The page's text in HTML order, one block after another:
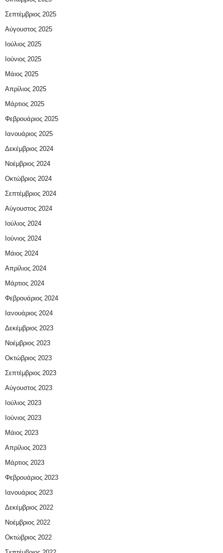
Σεπτέμβριος 2025
Αύγουστος 2025
Ιούλιος 2025
Ιούνιος 2025
Μάιος 2025
Απρίλιος 2025
Μάρτιος 2025
Φεβρουάριος 2025
Ιανουάριος 2025
Δεκέμβριος 2024
Νοέμβριος 2024
Οκτώβριος 2024
Σεπτέμβριος 2024
Αύγουστος 2024
Ιούλιος 2024
Ιούνιος 2024
Μάιος 2024
Απρίλιος 2024
Μάρτιος 2024
Φεβρουάριος 2024
Ιανουάριος 2024
Δεκέμβριος 2023
Νοέμβριος 2023
Οκτώβριος 2023
Σεπτέμβριος 2023
Αύγουστος 2023
Ιούλιος 2023
Ιούνιος 2023
Μάιος 2023
Απρίλιος 2023
Μάρτιος 2023
Φεβρουάριος 2023
Ιανουάριος 2023
Δεκέμβριος 2022
Νοέμβριος 2022
Οκτώβριος 2022